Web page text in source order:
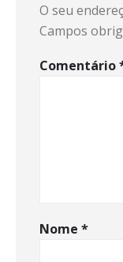
O seu
Campos
Comentário
Nome *